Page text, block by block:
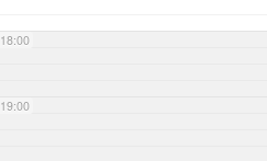
18:00
19:00